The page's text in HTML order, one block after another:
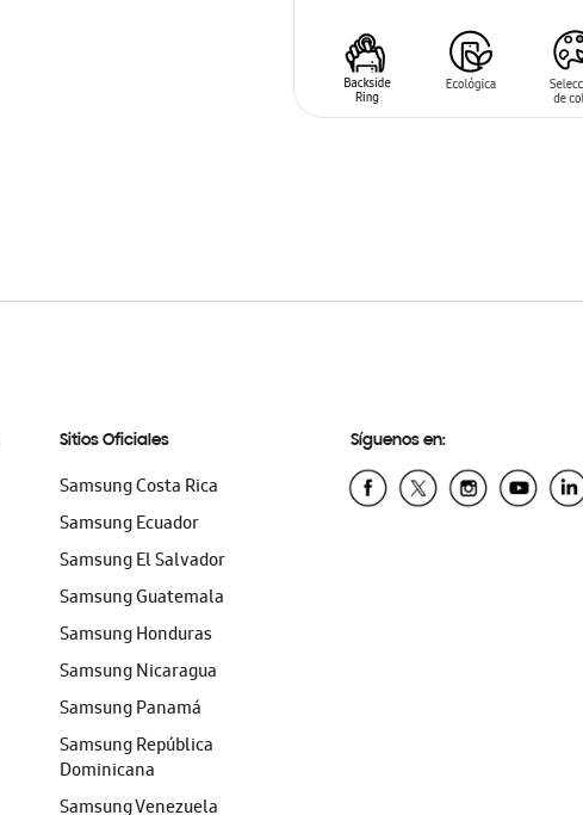
Sitios Oficiales
Samsung Costa Rica
Samsung Ecuador
Samsung El Salvador
Samsung Guatemala
Samsung Honduras
Samsung Nicaragua
Samsung Panamá
Samsung República
Dominicana
Samsung Venezuela
Síguenos en: